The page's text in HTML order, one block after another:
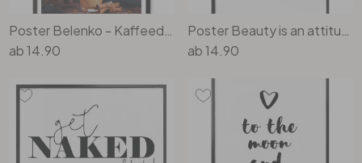
Poster Belenko - Kaffeeduft
ab14.90
Poster Beauty is an attitude
ab14.90